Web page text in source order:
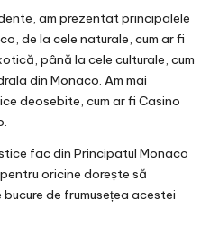
am prezentat principalele
de la cele naturale, cum ar fi
până la cele culturale, cum
din Monaco. Am mai
deosebite, cum ar fi Casino
fac din Principatul Monaco
oricine dorește să
de frumusețea acestei